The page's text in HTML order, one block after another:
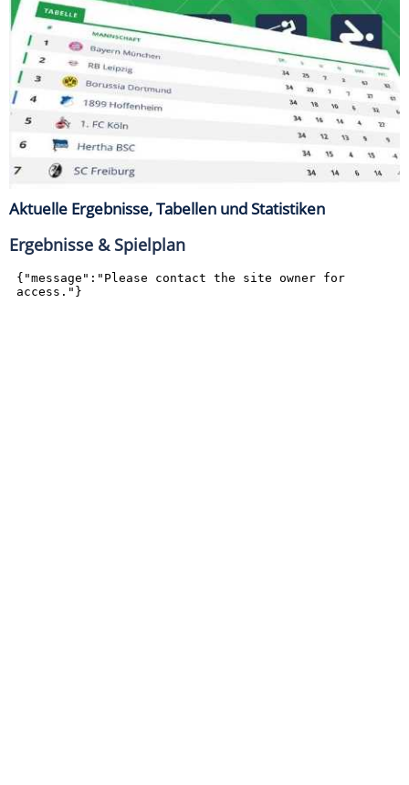
Aktuelle Ergebnisse, Tabellen und Statistiken
Ergebnisse & Spielplan